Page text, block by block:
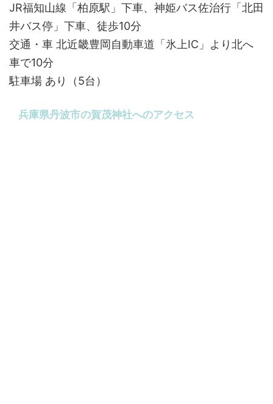
JR福知山線「柏原駅」下車、神姫バス佐治行「北田
井バス停」下車、徒歩10分
交通・車 北近畿豊岡自動車道「氷上IC」より北へ
車で10分
駐車場 あり（5台）
兵庫県丹波市の賀茂神社へのアクセス